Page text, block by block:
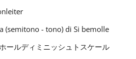
(semitono - tono) di Si bemolle
ールディミニッシュトスケール